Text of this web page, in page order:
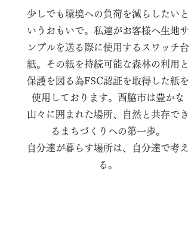
少しでも環境への負荷を減らしたいと
いうおもいで。​ 私達がお客様へ生地サ
ンプルを送る 際に使用するスワッチ台
紙。
その紙を持続可能な森林の利用と
保護を図る為FSC認証を取得した紙を
使用しております。 西脇市は豊かな
山々に囲まれた場所、自然と共存でき
るまちづくりへの第一歩。
自分達が暮らす場所は、自分達で考え
る。